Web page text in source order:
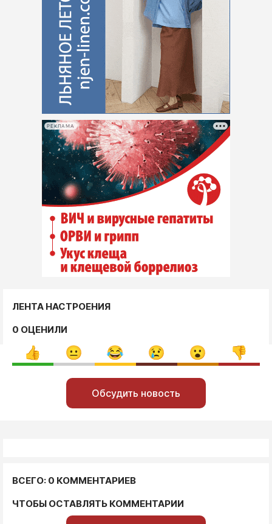
РЕКЛАМА
ЛЕНТА НАСТРОЕНИЯ
0 ОЦЕНИЛИ
Обсудить новость
ВСЕГО: 0 КОММЕНТАРИЕВ
ЧТОБЫ ОСТАВЛЯТЬ КОММЕНТАРИИ